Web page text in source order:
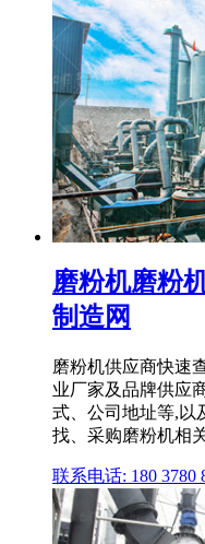
磨粉机磨粉
制造网
磨粉机供应商快速
业厂家及品牌供应
式、公司地址等,以
找、采购磨粉机相
联系电话: 180 3780